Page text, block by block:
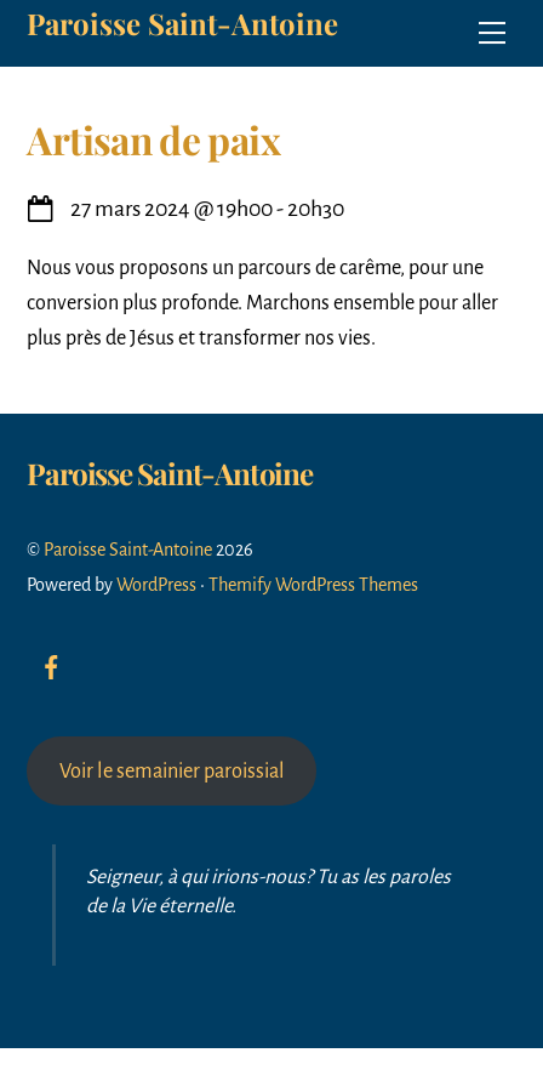
SkipParoisse Saint-Antoine
Artisan de paix
27 mars 2024 @19h00- 20h30
Nous vous proposons un parcours de carême, pour une
conversion plus profonde. Marchons ensemble pour aller
plus près de Jésus et transformer nos vies.
Paroisse Saint-Antoine
© Paroisse Saint-Antoine 2026
Powered byWordPress •Themify WordPress Themes
Voir le semainier paroissial
Seigneur, à qui irions-nous? Tu as les paroles
de la Vie éternelle.